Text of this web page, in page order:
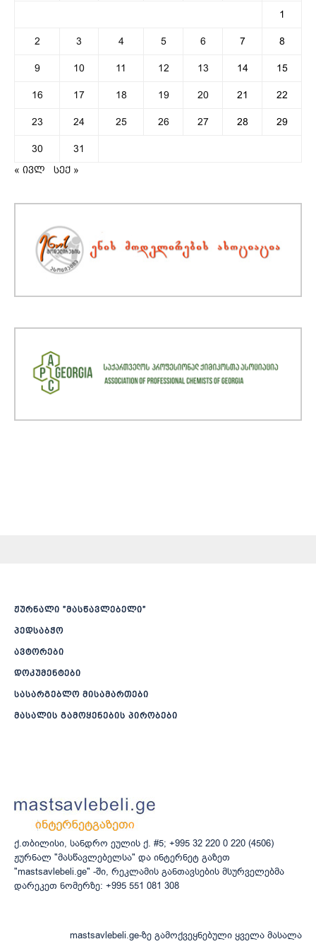
1
2 3 4 5 6 7 8
9 10 11 12 13 14 15
16 17 18 19 20 21 22
23 24 25 26 27 28 29
30
31
« ივლ
სექ »
ჟურნალი ”მასწავლებელი”
პედსაბჭო
ავტორები
დოკუმენტები
სასარგებლო მისამართები
მასალის გამოყენების პირობები
ქ.თბილისი, სანდრო ეულის ქ. #5; +995 32 220 0 220 (4506)
ჟურნალ "მასწავლებელსა" და ინტერნეტ გაზეთ
"mastsavlebeli.ge" -ში, რეკლამის განთავსების მსურველებმა
დარეკეთ ნომერზე: +995 551 081 308
mastsavlebeli.ge-ზე გამოქვეყნებული ყველა მასალა